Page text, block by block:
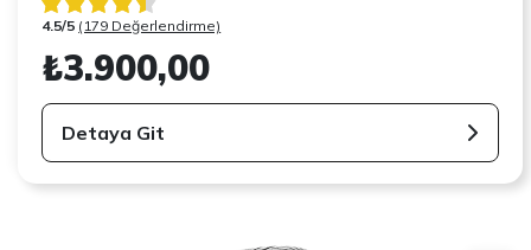
4.5/5 (179 Değerlendirme)
₺3.900,00
Detaya Git